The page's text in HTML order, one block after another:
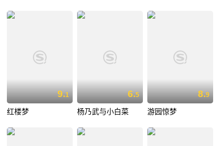
9.1
红楼梦
6.5
杨乃武与小白菜
8.9
游园惊梦